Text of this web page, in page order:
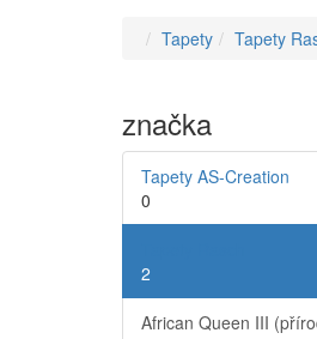
Tapety Tapety
značka
Tapety AS-Creation
0
2
African Queen III